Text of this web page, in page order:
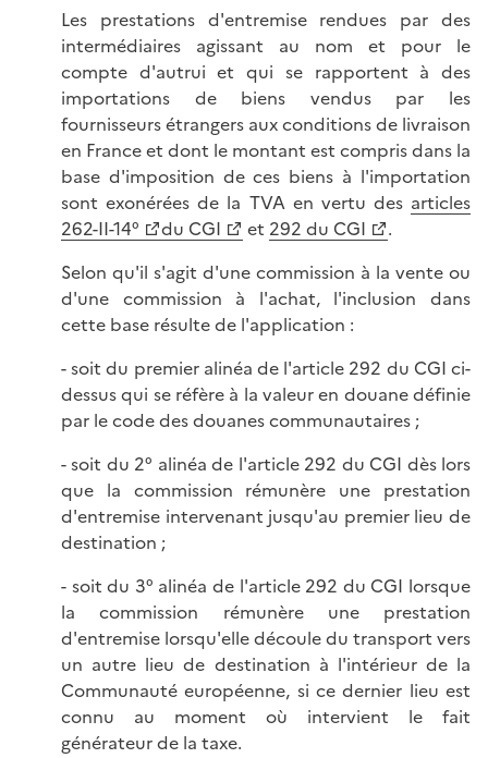
Les prestations d'entremise rendues par des
intermédiaires agissant au nom et pour le
compte d'autrui et qui se rapportent à des
importations de biens vendus par les
fournisseurs étrangers aux conditions de livraison
en France et dont le montant est compris dans la
base d'imposition de ces biens à l'importation
sont exonérées de la TVA en vertu des articles
262-II-14°
du CGI et 292 du CGI
.
Selon qu'il s'agit d'une commission à la vente ou
d'une commission à l'achat, l'inclusion dans
cette base résulte de l'application :
- soit du premier alinéa de l'article 292 du CGI ci-
dessus qui se réfère à la valeur en douane définie
par le code des douanes communautaires ;
- soit du 2° alinéa de l'article 292 du CGI dès lors
que la commission rémunère une prestation
d'entremise intervenant jusqu'au premier lieu de
destination ;
- soit du 3° alinéa de l'article 292 du CGI lorsque
la commission rémunère une prestation
d'entremise lorsqu'elle découle du transport vers
un autre lieu de destination à l'intérieur de la
Communauté européenne, si ce dernier lieu est
connu au moment où intervient le fait
générateur de la taxe.